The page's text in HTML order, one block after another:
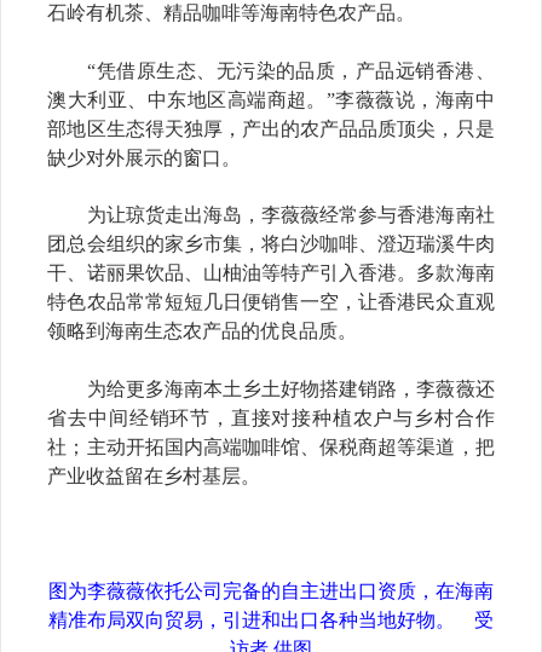
石岭有机茶、精品咖啡等海南特色农产品。
“凭借原生态、无污染的品质，产品远销香港、
澳大利亚、中东地区高端商超。”李薇薇说，海南中
部地区生态得天独厚，产出的农产品品质顶尖，只是
缺少对外展示的窗口。
为让琼货走出海岛，李薇薇经常参与香港海南社
团总会组织的家乡市集，将白沙咖啡、澄迈瑞溪牛肉
干、诺丽果饮品、山柚油等特产引入香港。多款海南
特色农品常常短短几日便销售一空，让香港民众直观
领略到海南生态农产品的优良品质。
为给更多海南本土乡土好物搭建销路，李薇薇还
省去中间经销环节，直接对接种植农户与乡村合作
社；主动开拓国内高端咖啡馆、保税商超等渠道，把
产业收益留在乡村基层。
图为李薇薇依托公司完备的自主进出口资质，在海南
精准布局双向贸易，引进和出口各种当地好物。 受